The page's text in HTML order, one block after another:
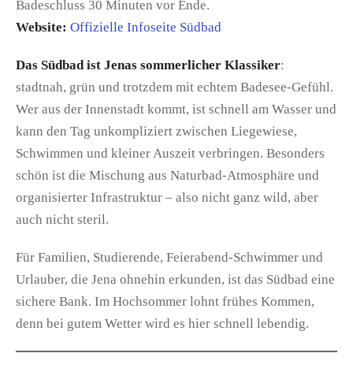
Badeschluss 30 Minuten vor Ende.
Website: Offizielle Infoseite Südbad
Das Südbad ist Jenas sommerlicher Klassiker:
stadtnah, grün und trotzdem mit echtem Badesee-Gefühl.
Wer aus der Innenstadt kommt, ist schnell am Wasser und
kann den Tag unkompliziert zwischen Liegewiese,
Schwimmen und kleiner Auszeit verbringen. Besonders
schön ist die Mischung aus Naturbad-Atmosphäre und
organisierter Infrastruktur – also nicht ganz wild, aber
auch nicht steril.
Für Familien, Studierende, Feierabend-Schwimmer und
Urlauber, die Jena ohnehin erkunden, ist das Südbad eine
sichere Bank. Im Hochsommer lohnt frühes Kommen,
denn bei gutem Wetter wird es hier schnell lebendig.